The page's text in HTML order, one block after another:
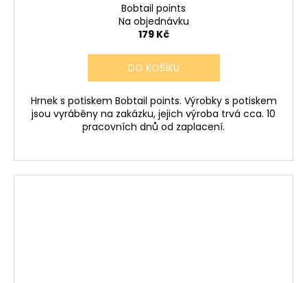
Bobtail points
Na objednávku
179 Kč
DO KOŠÍKU
Hrnek s potiskem Bobtail points. Výrobky s potiskem
jsou vyráběny na zakázku, jejich výroba trvá cca. 10
pracovních dnů od zaplacení.